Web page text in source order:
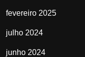
fevereiro 2025
julho 2024
junho 2024